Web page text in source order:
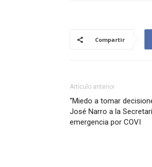
Compartir
Artículo anterior
“Miedo a tomar
José Narro a la
emergencia por COVI